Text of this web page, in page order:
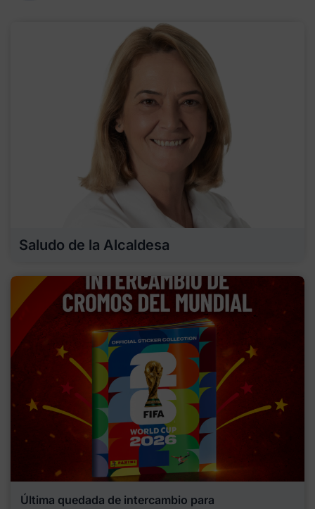
Saludo de la Alcaldesa
Última quedada de intercambio para